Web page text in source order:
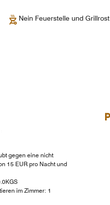
Nein Feuerstelle und Grillrost
gegen eine nicht
15 EUR pro Nacht und
im Zimmer: 1